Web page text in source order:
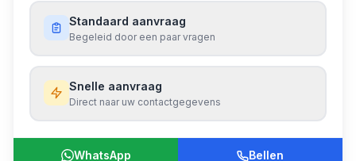
Standaard aanvraag
Begeleid door een paar vragen
Snelle aanvraag
Direct naar uw contactgegevens
WhatsApp Bellen